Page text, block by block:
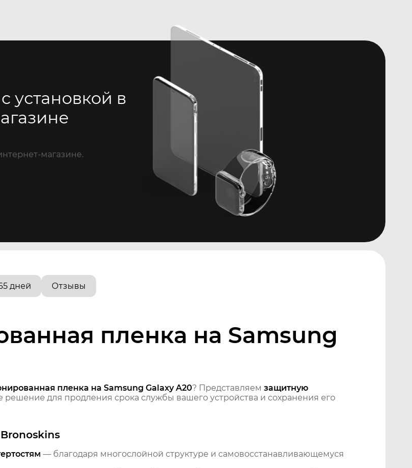
установкой в
магазине.
дней Отзывы
пленка на Samsung
пленка на Samsung Galaxy A20? Представляем защитную
для продления срока службы вашего устройства и сохранения его
— благодаря многослойной структуре и самовосстанавливающемуся